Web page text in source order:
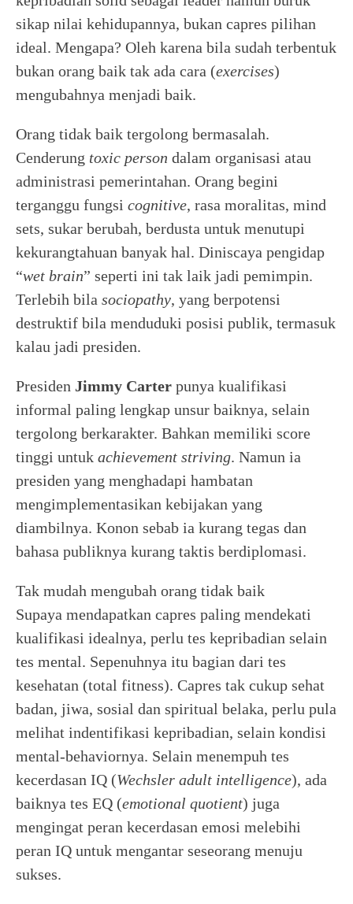
sikap nilai kehidupannya, bukan capres pilihan
ideal. Mengapa? Oleh karena bila sudah terbentuk
bukan orang baik tak ada cara (exercises)
mengubahnya menjadi baik.
Orang tidak baik tergolong bermasalah.
Cenderung toxic person dalam organisasi atau
administrasi pemerintahan. Orang begini
terganggu fungsi cognitive, rasa moralitas, mind
sets, sukar berubah, berdusta untuk menutupi
kekurangtahuan banyak hal. Diniscaya pengidap
“wet brain” seperti ini tak laik jadi pemimpin.
Terlebih bila sociopathy, yang berpotensi
destruktif bila menduduki posisi publik, termasuk
kalau jadi presiden.
Presiden Jimmy Carter punya kualifikasi
informal paling lengkap unsur baiknya, selain
tergolong berkarakter. Bahkan memiliki score
tinggi untuk achievement striving. Namun ia
presiden yang menghadapi hambatan
mengimplementasikan kebijakan yang
diambilnya. Konon sebab ia kurang tegas dan
bahasa publiknya kurang taktis berdiplomasi.
Tak mudah mengubah orang tidak baik
Supaya mendapatkan capres paling mendekati
kualifikasi idealnya, perlu tes kepribadian selain
tes mental. Sepenuhnya itu bagian dari tes
kesehatan (total fitness). Capres tak cukup sehat
badan, jiwa, sosial dan spiritual belaka, perlu pula
melihat indentifikasi kepribadian, selain kondisi
mental-behaviornya. Selain menempuh tes
kecerdasan IQ (Wechsler adult intelligence), ada
baiknya tes EQ (emotional quotient) juga
mengingat peran kecerdasan emosi melebihi
peran IQ untuk mengantar seseorang menuju
sukses.